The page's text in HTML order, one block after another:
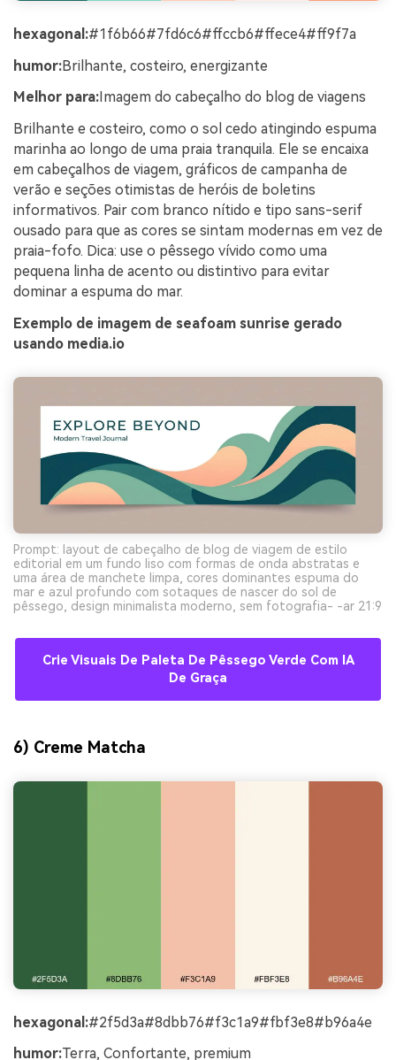
hexagonal:#1f6b66#7fd6c6#ffccb6#ffece4#ff9f7a
humor:Brilhante, costeiro, energizante
Melhor para: Imagem do cabeçalho do blog de viagens
Brilhante e costeiro, como o sol cedo atingindo espuma
marinha ao longo de uma praia tranquila. Ele se encaixa
em cabeçalhos de viagem, gráficos de campanha de
verão e seções otimistas de heróis de boletins
informativos. Pair com branco nítido e tipo sans-serif
ousado para que as cores se sintam modernas em vez de
praia-fofo. Dica: use o pêssego vívido como uma
pequena linha de acento ou distintivo para evitar
dominar a espuma do mar.
Exemplo de imagem de seafoam sunrise gerado
usando media.io
Prompt: layout de cabeçalho de blog de viagem de estilo
editorial em um fundo liso com formas de onda abstratas e
uma área de manchete limpa, cores dominantes espuma do
mar e azul profundo com sotaques de nascer do sol de
pêssego, design minimalista moderno, sem fotografia- -ar 21:9
Crie Visuais De Paleta De Pêssego Verde Com IA
De Graça
6) Creme Matcha
hexagonal:#2f5d3a#8dbb76#f3c1a9#fbf3e8#b96a4e
humor:Terra, Confortante, premium